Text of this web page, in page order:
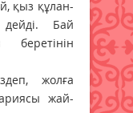
қыз құлан-
Бай
жолға
жай-